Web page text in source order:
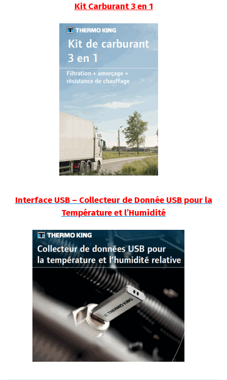
Kit Carburant 3 en 1
Interface USB – Collecteur de Donnée USB pour la
Température et l’Humidité